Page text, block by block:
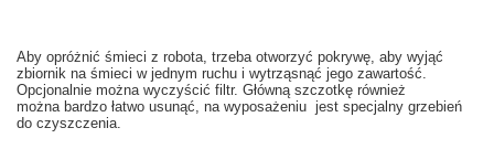
Aby opróżnić śmieci z robota , trzeba otworzyć pokrywę aby wyjąć
zbiornik na śmieci w jednym ruchu i wytrząsnąć jego zawartość.
Opcjonalnie można wyczyścić filtr. Główną szczotkę również
można bardzo łatwo usunąć , na wyposażeniu jest specjalny grzebień
do czyszczenia